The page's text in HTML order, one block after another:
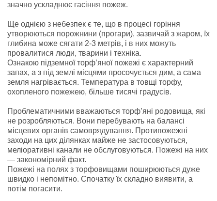
значно ускладнює гасіння пожеж.
Ще однією з небезпек є те, що в процесі горіння
утворюються порожнини (прогари), зазвичай з жаром, їх
глибина може сягати 2-3 метрів, і в них можуть
провалитися люди, тварини і техніка.
Ознакою підземної торф’яної пожежі є характерний
запах, а з під землі місцями просочується дим, а сама
земля нагрівається. Температура в товщі торфу,
охопленого пожежею, більше тисячі градусів.
Проблематичними вважаються торф’яні родовища, які
не розробляються. Вони перебувають на балансі
місцевих органів самоврядування. Протипожежні
заходи на цих ділянках майже не застосовуються,
меліоративні канали не обслуговуються. Пожежі на них
— закономірний факт.
Пожежі на полях з торфовищами поширюються дуже
швидко і непомітно. Спочатку їх складно виявити, а
потім погасити.